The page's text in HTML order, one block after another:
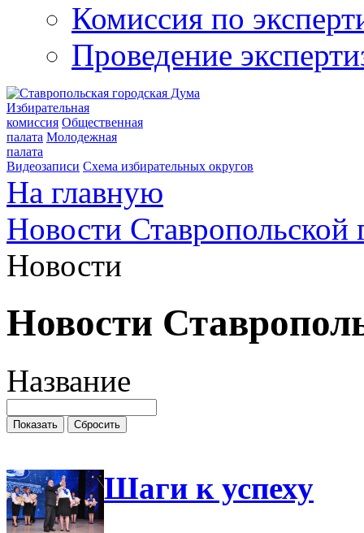
Комиссия по
Проведение
Избирательная
комиссия Общественная
палата Молодежная
палата
Видеозаписи Схема избирательных округов
На главную
Новости
Новости
Новости
Название
Шаги к успеху